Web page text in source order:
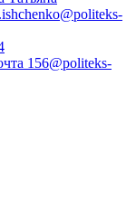
156@politeks-